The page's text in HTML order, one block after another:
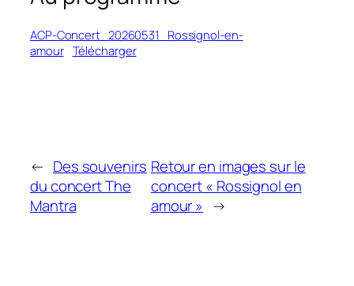
ACP-Concert_20260531_Rossignol-en-
amour Télécharger
← Des souvenirs
du concert The
Mantra
Retour en images sur le
concert « Rossignol en
amour » →